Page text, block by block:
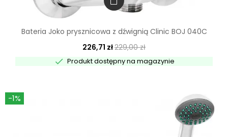
Bateria Joko prysznicowa z dźwignią Clinic BOJ 040C
226,71 zł229,00 zł
 Produkt dostępny na magazynie
-1%